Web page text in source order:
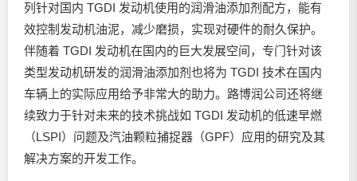
列针对国内 TGDI 发动机使用的润滑油添加剂配方，能有
效控制发动机油泥，减少磨损，实现对硬件的耐久保护。
伴随着 TGDI 发动机在国内的巨大发展空间，专门针对该
类型发动机研发的润滑油添加剂也将为 TGDI 技术在国内
车辆上的实际应用给予非常大的助力。路博润公司还将继
续致力于针对未来的技术挑战如 TGDI 发动机的低速早燃
（LSPI）问题及汽油颗粒捕捉器（GPF）应用的研究及其
解决方案的开发工作。